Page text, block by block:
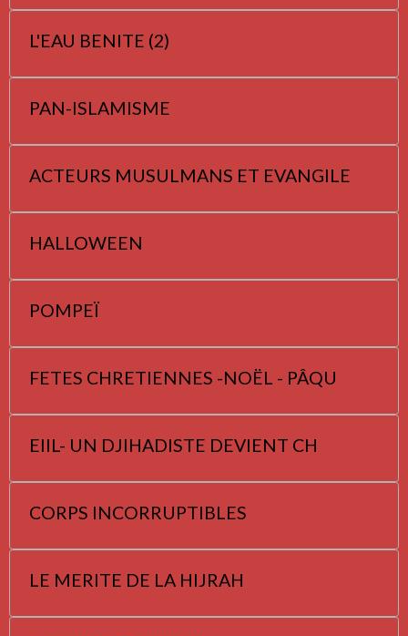
L'EAU BENITE (2)
PAN-ISLAMISME
ACTEURS MUSULMANS ET EVANGILE
HALLOWEEN
POMPEÏ
FETES CHRETIENNES -NOËL - PÂQU
EIIL- UN DJIHADISTE DEVIENT CH
CORPS INCORRUPTIBLES
LE MERITE DE LA HIJRAH